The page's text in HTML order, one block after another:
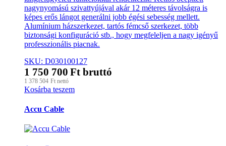
nagynyomású szivattyújával akár 12 méteres távolságra is
képes erős lángot generálni jobb égési sebesség mellett.
Alumínium házszerkezet, tartós fémcső szerkezet, több
biztonsági konfiguráció stb., hogy megfeleljen a nagy igényű
professzionális piacnak.
SKU: D030100127
1 750 700 Ft bruttó
1 378 504 Ft nettó
Kosárba teszem
Márkák
karusszel
Accu Cable